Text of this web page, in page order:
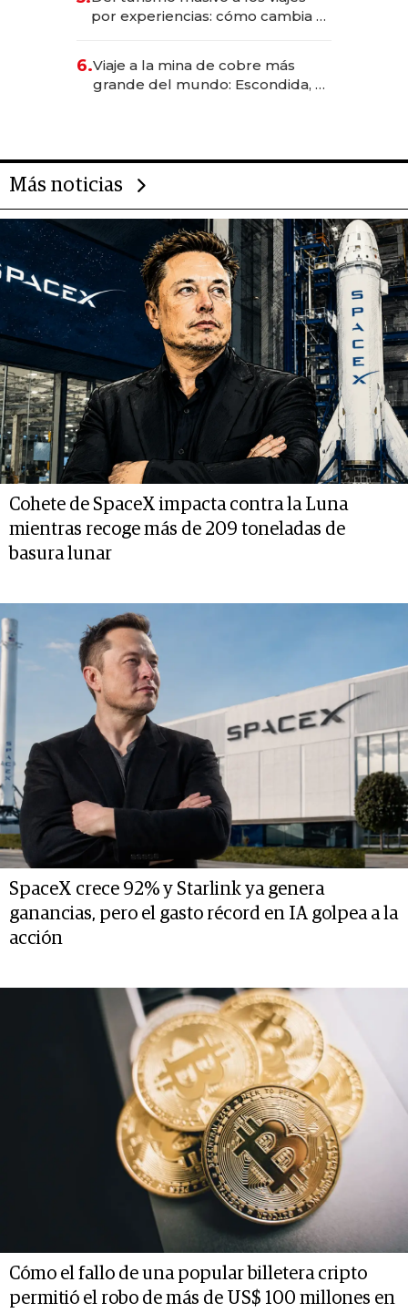
transformadoras
por experiencias: cómo cambia el
6.Viaje a la mina de cobre más
grande del mundo: Escondida, el
Más noticias
Cohete de SpaceX impacta contra la Luna
mientras recoge más de 209 toneladas de
basura lunar
SpaceX crece 92% y Starlink ya genera
ganancias, pero el gasto récord en IA golpea a la
acción
Cómo el fallo de una popular billetera cripto
permitió el robo de más de US$ 100 millones en